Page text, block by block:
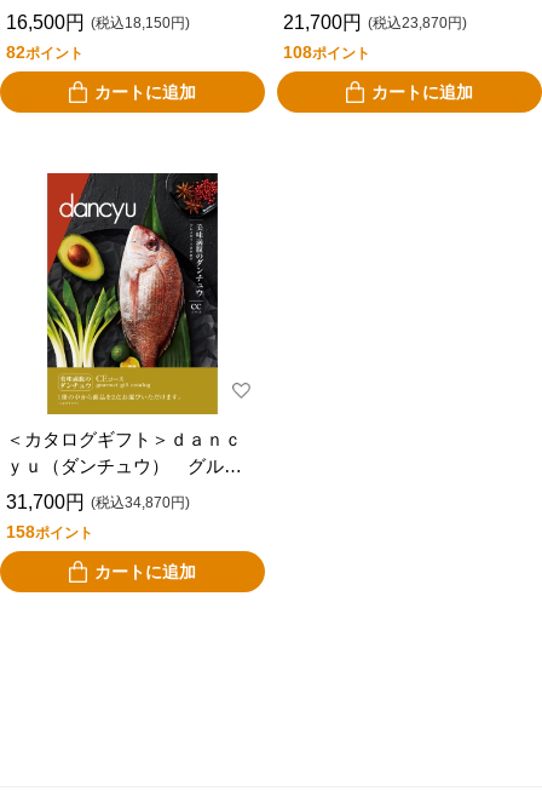
ギフトカタログＣＣ
16,500円 (税込18,150円)
82ポイント
カートに追加
ギフトカタログＣＤ
21,700円 (税込23,870円)
108ポイント
カートに追加
＜カタログギフト＞ｄａｎｃ
ｙｕ（ダンチュウ） グルメ
ギフトカタログＣＥ
31,700円 (税込34,870円)
158ポイント
カートに追加